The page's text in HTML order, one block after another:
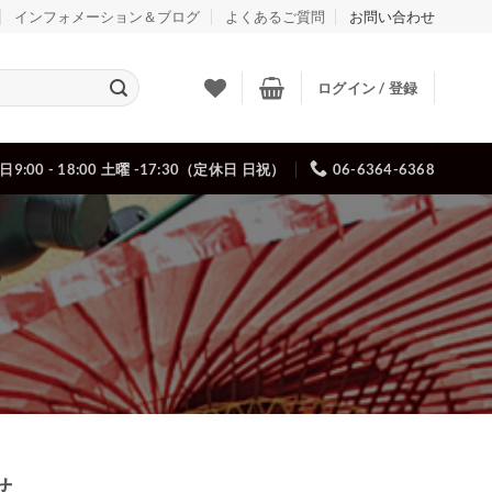
インフォメーション＆ブログ よくあるご質問 お問い合わせ
ログイン / 登録
9:00 - 18:00 土曜 -17:30（定休日 日祝） 06-6364-6368